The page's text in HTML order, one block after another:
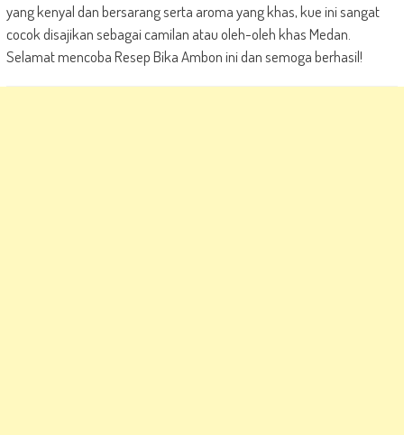
yang kenyal dan bersarang serta aroma yang khas, kue ini sangat
cocok disajikan sebagai camilan atau oleh-oleh khas Medan.
Selamat mencoba Resep Bika Ambon ini dan semoga berhasil!